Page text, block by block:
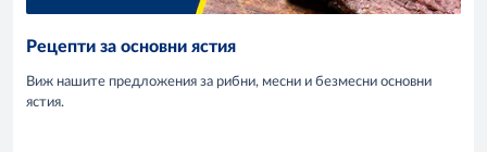
Рецепти за основни ястия
Виж нашите предложения за рибни, месни и безмесни основни
ястия.